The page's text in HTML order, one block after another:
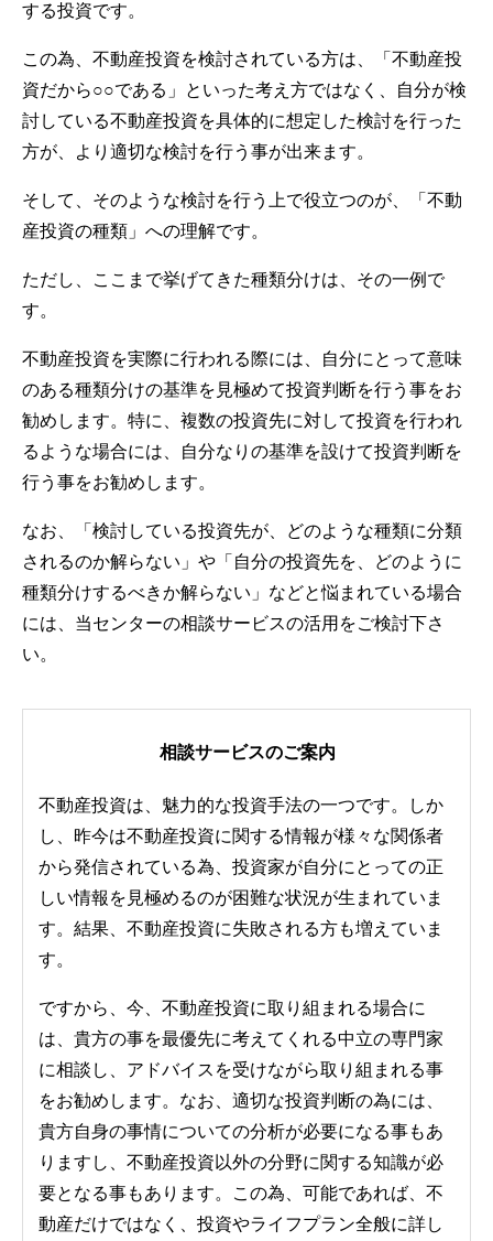
する投資です。
この為、不動産投資を検討されている方は、「不動産投
資だから○○である」といった考え方ではなく、自分が検
討している不動産投資を具体的に想定した検討を行った
方が、より適切な検討を行う事が出来ます。
そして、そのような検討を行う上で役立つのが、「不動
産投資の種類」への理解です。
ただし、ここまで挙げてきた種類分けは、その一例で
す。
不動産投資を実際に行われる際には、自分にとって意味
のある種類分けの基準を見極めて投資判断を行う事をお
勧めします。特に、複数の投資先に対して投資を行われ
るような場合には、自分なりの基準を設けて投資判断を
行う事をお勧めします。
なお、「検討している投資先が、どのような種類に分類
されるのか解らない」や「自分の投資先を、どのように
種類分けするべきか解らない」などと悩まれている場合
には、当センターの相談サービスの活用をご検討下さ
い。
相談サービスのご案内
不動産投資は、魅力的な投資手法の一つです。しか
し、昨今は不動産投資に関する情報が様々な関係者
から発信されている為、投資家が自分にとっての正
しい情報を見極めるのが困難な状況が生まれていま
す。結果、不動産投資に失敗される方も増えていま
す。
ですから、今、不動産投資に取り組まれる場合に
は、貴方の事を最優先に考えてくれる中立の専門家
に相談し、アドバイスを受けながら取り組まれる事
をお勧めします。なお、適切な投資判断の為には、
貴方自身の事情についての分析が必要になる事もあ
りますし、不動産投資以外の分野に関する知識が必
要となる事もあります。この為、可能であれば、不
動産だけではなく、投資やライフプラン全般に詳し